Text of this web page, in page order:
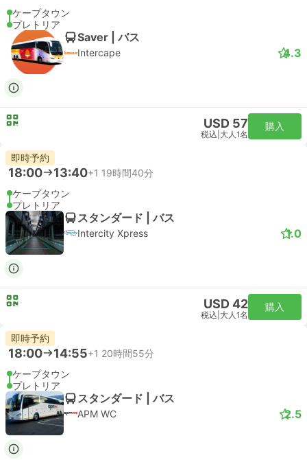
ケープタウン
プレトリア
Saver | バス
Intercape 4.3
USD 57
税込 大人1名
購入
即時予約
18:00 13:40+1 19時間40分
ケープタウン
プレトリア
スタンダード | バス
Intercity Xpress 1.0
USD 42
税込 大人1名
購入
即時予約
18:00 14:55+1 20時間55分
ケープタウン
プレトリア
スタンダード | バス
APM WC 2.5